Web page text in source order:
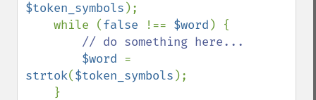
$token_symbols );
    while (
false !== $word ) {
// do something here...
$word
strtok($token_symbols );